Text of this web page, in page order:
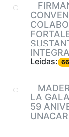
Leidas:
LA
59
UNACAR